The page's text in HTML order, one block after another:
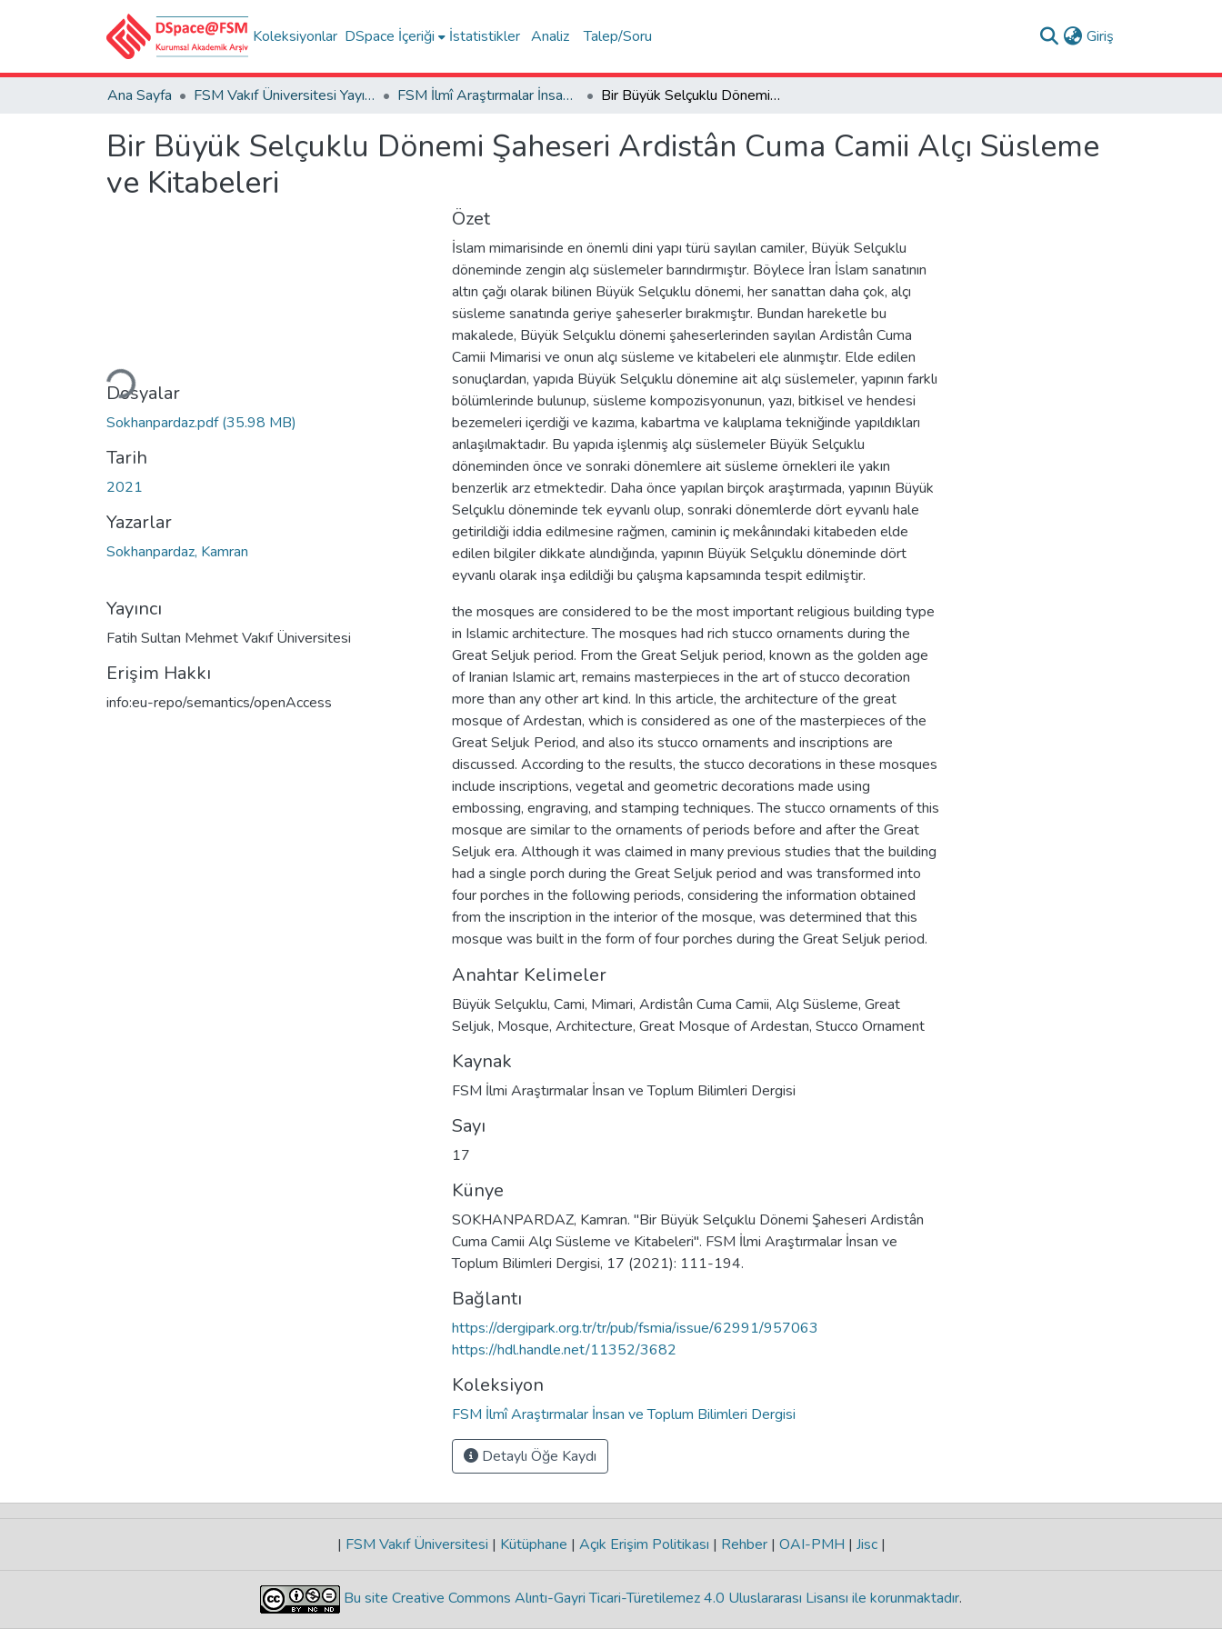
Koleksiyonlar DSpace İçeriği İstatistikler Analiz Talep/Soru Giriş
Ana Sayfa FSM Vakıf Üniversitesi Yayınları / Publications of FSM Vakif University FSM İlmî Araştırmalar İnsan ve Toplum Bilimleri Dergisi Bir Büyük Selçuklu Dönemi Şaheseri Ardistân Cuma Camii Alçı Süsleme ve Kitabeleri
Bir Büyük Selçuklu Dönemi Şaheseri Ardistân Cuma Camii Alçı Süsleme
ve Kitabeleri
Yükleniyor...
Dosyalar
Sokhanpardaz.pdf(35.98 MB)
Tarih
2021
Yazarlar
Sokhanpardaz, Kamran
Yayıncı
Fatih Sultan Mehmet Vakıf Üniversitesi
Erişim Hakkı
info:eu-repo/semantics/openAccess
Özet
İslam mimarisinde en önemli dini yapı türü sayılan camiler, Büyük Selçuklu
döneminde zengin alçı süslemeler barındırmıştır. Böylece İran İslam sanatının
altın çağı olarak bilinen Büyük Selçuklu dönemi, her sanattan daha çok, alçı
süsleme sanatında geriye şaheserler bırakmıştır. Bundan hareketle bu
makalede, Büyük Selçuklu dönemi şaheserlerinden sayılan Ardistân Cuma
Camii Mimarisi ve onun alçı süsleme ve kitabeleri ele alınmıştır. Elde edilen
sonuçlardan, yapıda Büyük Selçuklu dönemine ait alçı süslemeler, yapının farklı
bölümlerinde bulunup, süsleme kompozisyonunun, yazı, bitkisel ve hendesi
bezemeleri içerdiği ve kazıma, kabartma ve kalıplama tekniğinde yapıldıkları
anlaşılmaktadır. Bu yapıda işlenmiş alçı süslemeler Büyük Selçuklu
döneminden önce ve sonraki dönemlere ait süsleme örnekleri ile yakın
benzerlik arz etmektedir. Daha önce yapılan birçok araştırmada, yapının Büyük
Selçuklu döneminde tek eyvanlı olup, sonraki dönemlerde dört eyvanlı hale
getirildiği iddia edilmesine rağmen, caminin iç mekânındaki kitabeden elde
edilen bilgiler dikkate alındığında, yapının Büyük Selçuklu döneminde dört
eyvanlı olarak inşa edildiği bu çalışma kapsamında tespit edilmiştir.
the mosques are considered to be the most important religious building type
in Islamic architecture. The mosques had rich stucco ornaments during the
Great Seljuk period. From the Great Seljuk period, known as the golden age
of Iranian Islamic art, remains masterpieces in the art of stucco decoration
more than any other art kind. In this article, the architecture of the great
mosque of Ardestan, which is considered as one of the masterpieces of the
Great Seljuk Period, and also its stucco ornaments and inscriptions are
discussed. According to the results, the stucco decorations in these mosques
include inscriptions, vegetal and geometric decorations made using
embossing, engraving, and stamping techniques. The stucco ornaments of this
mosque are similar to the ornaments of periods before and after the Great
Seljuk era. Although it was claimed in many previous studies that the building
had a single porch during the Great Seljuk period and was transformed into
four porches in the following periods, considering the information obtained
from the inscription in the interior of the mosque, was determined that this
mosque was built in the form of four porches during the Great Seljuk period.
Anahtar Kelimeler
Büyük Selçuklu, Cami, Mimari, Ardistân Cuma Camii, Alçı Süsleme, Great
Seljuk, Mosque, Architecture, Great Mosque of Ardestan, Stucco Ornament
Kaynak
FSM İlmi Araştırmalar İnsan ve Toplum Bilimleri Dergisi
Sayı
17
Künye
SOKHANPARDAZ, Kamran. "Bir Büyük Selçuklu Dönemi Şaheseri Ardistân
Cuma Camii Alçı Süsleme ve Kitabeleri". FSM İlmi Araştırmalar İnsan ve
Toplum Bilimleri Dergisi, 17 (2021): 111-194.
Bağlantı
https://dergipark.org.tr/tr/pub/fsmia/issue/62991/957063
https://hdl.handle.net/11352/3682
Koleksiyon
FSM İlmî Araştırmalar İnsan ve Toplum Bilimleri Dergisi
Detaylı Öğe Kaydı
| FSM Vakıf Üniversitesi | Kütüphane | Açık Erişim Politikası | Rehber | OAI-PMH | Jisc |
Bu site Creative Commons Alıntı-Gayri Ticari-Türetilemez 4.0 Uluslararası Lisansı ile korunmaktadır.